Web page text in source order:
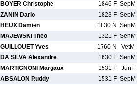
BOYER Christophe 1846 F SepM
ZANIN Dario 1823 F SepM
HEUX Damien 1830 N
SenM
MAJEWSKI Theo 1321 F SenM
GUILLOUET Yves 1760 N
VetM
DA SILVA Alexandre 1630 F SenM
MARTIGNONI Margaux 1531 F
JunF
ABSALON Ruddy 1531 F SepM